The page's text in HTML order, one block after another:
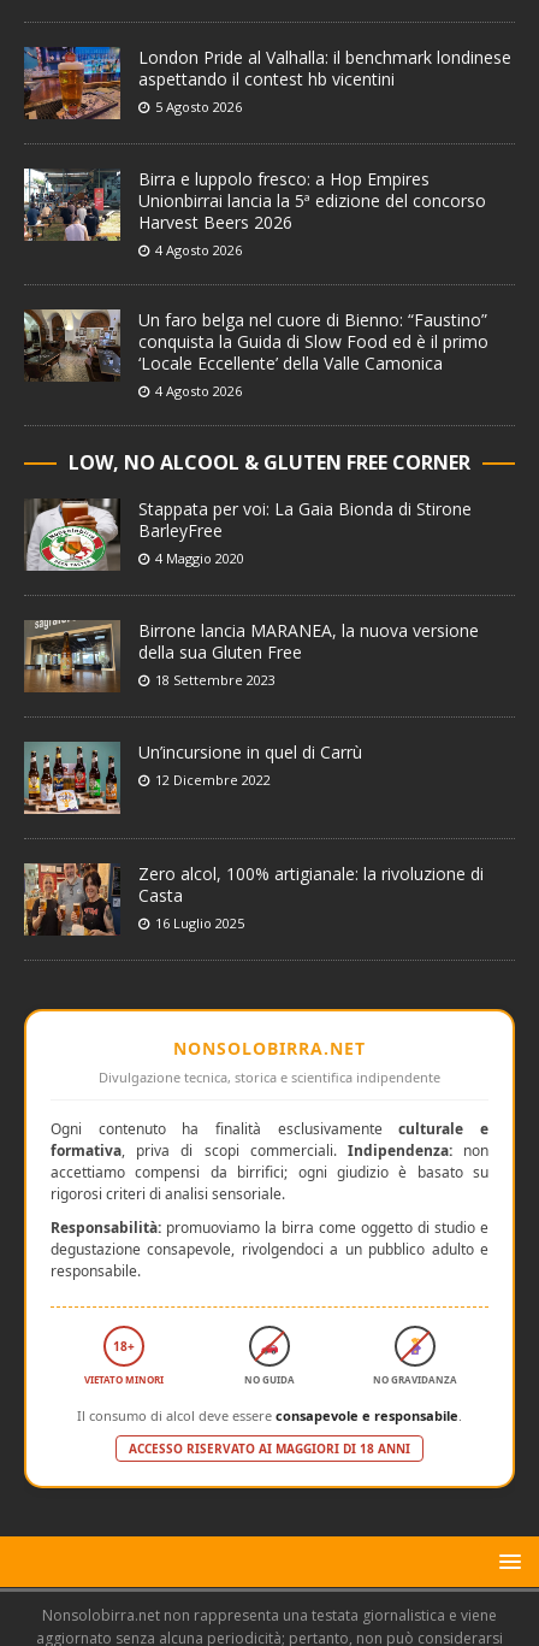
London Pride al Valhalla: il benchmark londinese
aspettando il contest hb vicentini
5 Agosto 2026
Birra e luppolo fresco: a Hop Empires
Unionbirrai lancia la 5ª edizione del concorso
Harvest Beers 2026
4 Agosto 2026
Un faro belga nel cuore di Bienno: “Faustino”
conquista la Guida di Slow Food ed è il primo
‘Locale Eccellente’ della Valle Camonica
4 Agosto 2026
LOW, NO ALCOOL & GLUTEN FREE CORNER
Stappata per voi: La Gaia Bionda di Stirone
BarleyFree
4 Maggio 2020
Birrone lancia MARANEA, la nuova versione
della sua Gluten Free
18 Settembre 2023
Un’incursione in quel di Carrù
12 Dicembre 2022
Zero alcol, 100% artigianale: la rivoluzione di
Casta
16 Luglio 2025
NONSOLOBIRRA.NET
Divulgazione tecnica, storica e scientifica indipendente
Ogni contenuto ha finalità esclusivamenteculturale e
formativa, priva di scopi commerciali. Indipendenza:non
accettiamo compensi da birrifici; ogni giudizio è basato su
rigorosi criteri di analisi sensoriale.
Responsabilità: promuoviamo la birra come oggetto di studio e
degustazione consapevole, rivolgendoci a un pubblico adulto e
responsabile.
18+
VIETATO MINORI NO GUIDA NO GRAVIDANZA
Il consumo di alcol deve essere consapevole e responsabile.
ACCESSO RISERVATO AI MAGGIORI DI 18 ANNI
Nonsolobirra.net non rappresenta una testata giornalistica e viene
aggiornato senza alcuna periodicità; pertanto, non può considerarsi